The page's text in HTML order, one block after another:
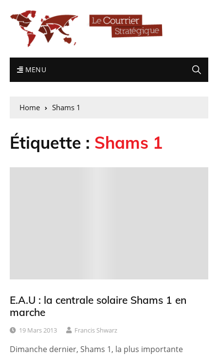
MENU
Home Shams 1
Étiquette : Shams 1
E.A.U : la centrale solaire Shams 1 en
marche
19 Mars 2013 Francis Shwarz
Dimanche dernier, Shams 1, la plus importante